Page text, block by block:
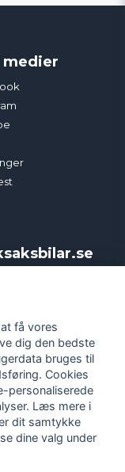
medier
få vores
dig den bedste
bruges til
Cookies
personaliserede
Læs mere i
dit samtykke
dine valg under